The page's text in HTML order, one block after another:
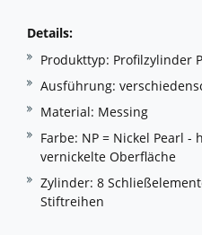
Details:
Produkttyp: Profilzylinder
Ausführung:
Material: Messing
Farbe: NP = Nickel Pearl -
vernickelte Oberfläche
Zylinder: 8
Stiftreihen